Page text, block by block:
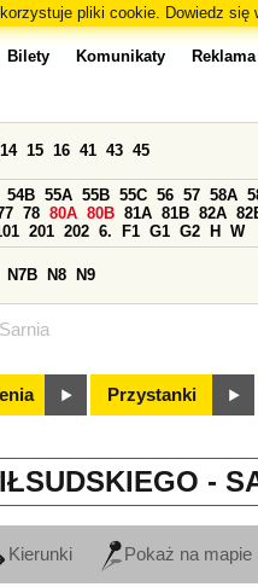
pliki cookie. Dowiedz się
Bilety Komunikaty Reklama
14 15 16 41 43 45
54B 55A 55B 55C 56 57 58A
78 80A 80B 81A 81B 82A
201 202 6. F1 G1 G2 H W
N7B N8 N9
Przystanki
-
Kierunki Pokaż na mapie